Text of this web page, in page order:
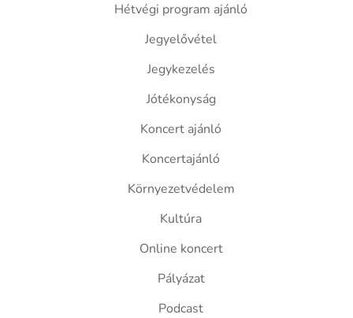
Hétvégi program ajánló
Jegyelővétel
Jegykezelés
Jótékonyság
Koncert ajánló
Koncertajánló
Környezetvédelem
Kultúra
Online koncert
Pályázat
Podcast